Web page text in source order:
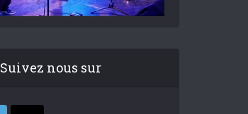
Suivez nous sur